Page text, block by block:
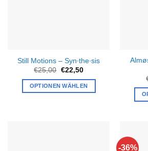
Still Motions – Syn∙the∙sis
€25,00 Ursprünglicher
war:
€25,00
€22,50Aktueller
ist:
€22,50.
OPTIONEN WÄHLEN
-36%